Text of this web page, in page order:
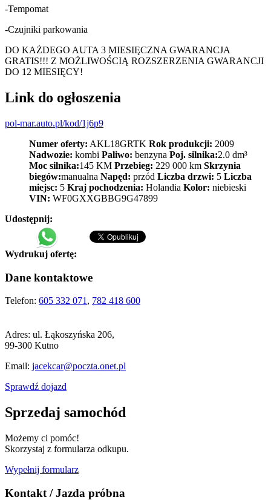
-Tempomat
-Czujniki parkowania
DO KAŻDEGO AUTA 3 MIESIĘCZNA GWARANCJA
GRATIS!!! Z MOŻLIWOŚCIĄ ROZSZERZENIA GWARANCJI
DO 12 MIESIĘCY!
Link do ogłoszenia
pol-mar.auto.pl/kod/1j6p9
Numer oferty: AKL18GRTK Rok produkcji: 2009
Nadwozie: kombi Paliwo: benzyna Poj. silnika:2.0 dm³
Moc silnika:145 KM Przebieg: 229 000 km Skrzynia
biegów:manualna Napęd: przód Liczba drzwi: 5 Liczba
miejsc: 5 Kraj pochodzenia: Holandia Kolor: niebieski
VIN: WF0GXXGBBG9G47899
Udostępnij:
Wydrukuj ofertę:
Dane kontaktowe
Telefon: 605 332 071, 782 418 600
Adres: ul. Łąkoszyńska 206,
99-300 Kutno
Email: jacekcar@poczta.onet.pl
Sprawdź dojazd
Sprzedaj samochód
Możemy ci pomóc!
Skorzystaj z formularza odkupu.
Wypełnij formularz
Kontakt / Jazda próbna